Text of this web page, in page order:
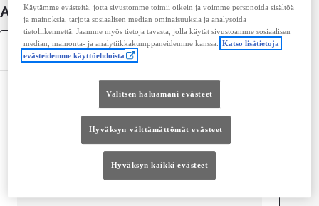
Auton lisätiedot
Tekniset tiedot
Käytämme evästeitä, jotta sivustomme toimii oikein ja voimme personoida sisältöä
ja mainoksia, tarjota sosiaalisen median ominaisuuksia ja analysoida
tietoliikennettä. Jaamme myös tietoja tavasta, jolla käytät sivustoamme sosiaalisen
median, mainonta- ja analytiikkakumppaneidemme kanssa.
Katso lisätietoja
evästeidemme käyttöehdoista
Valitsen haluamani evästeet
Hyväksyn välttämättömät evästeet
Hyväksyn kaikki evästeet